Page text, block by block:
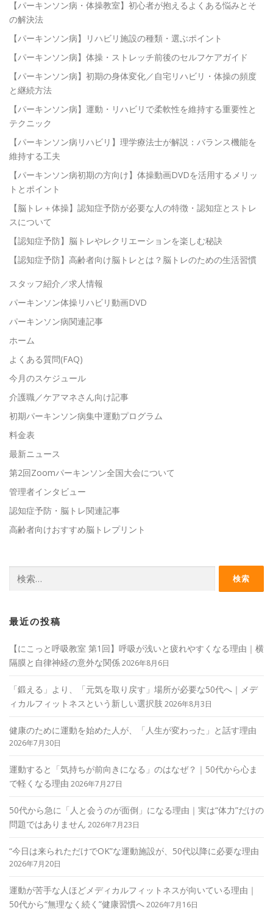
【パーキンソン病・体操教室】初心者が抱えるよくある悩みとそ
の解決法
【パーキンソン病】リハビリ施設の種類・選ぶポイント
【パーキンソン病】体操・ストレッチ前後のセルフケアガイド
【パーキンソン病】初期の身体変化／自宅リハビリ・体操の頻度
と継続方法
【パーキンソン病】運動・リハビリで柔軟性を維持する重要性と
テクニック
【パーキンソン病リハビリ】理学療法士が解説：バランス機能を
維持する工夫
【パーキンソン病初期の方向け】体操動画DVDを活用するメリッ
トとポイント
【脳トレ＋体操】認知症予防が必要な人の特徴・認知症とストレ
スについて
【認知症予防】脳トレやレクリエーションを楽しむ秘訣
【認知症予防】高齢者向け脳トレとは？脳トレのための生活習慣
スタッフ紹介／求人情報
パーキンソン体操リハビリ動画DVD
パーキンソン病関連記事
ホーム
よくある質問(FAQ)
今月のスケジュール
介護職／ケアマネさん向け記事
初期パーキンソン病集中運動プログラム
料金表
最新ニュース
第2回Zoomパーキンソン全国大会について
管理者インタビュー
認知症予防・脳トレ関連記事
高齢者向けおすすめ脳トレプリント
索:
最近の投稿
【にこっと呼吸教室 第1回】呼吸が浅いと疲れやすくなる理由｜横
隔膜と自律神経の意外な関係2026年8月6日
「鍛える」より、「元気を取り戻す」場所が必要な50代へ｜メデ
ィカルフィットネスという新しい選択肢 2026年8月3日
健康のために運動を始めた人が、「人生が変わった」と話す理由
2026年7月30日
運動すると「気持ちが前向きになる」のはなぜ？｜50代から心ま
で軽くなる理由 2026年7月27日
50代から急に「人と会うのが面倒」になる理由｜実は“体力”だけの
問題ではありません 2026年7月23日
“今日は来られただけでOK”な運動施設が、50代以降に必要な理由
2026年7月20日
運動が苦手な人ほどメディカルフィットネスが向いている理由｜
50代から“無理なく続く”健康習慣へ2026年7月16日